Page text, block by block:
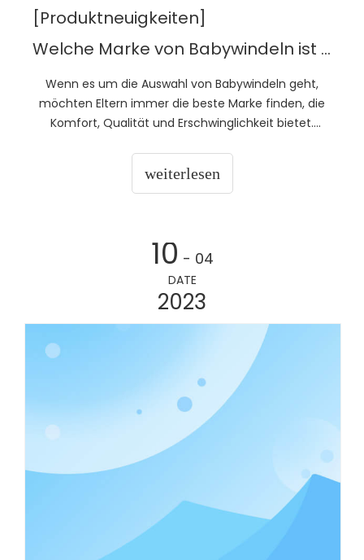
[Produktneuigkeiten]
Welche Marke von Babywindeln ist gut?
Wenn es um die Auswahl von Babywindeln geht,
möchten Eltern immer die beste Marke finden, die
Komfort, Qualität und Erschwinglichkeit bietet.
schwierig machen kann, die richtige Windel für ihr
weiterlesen
10 - 04
DATE
2023